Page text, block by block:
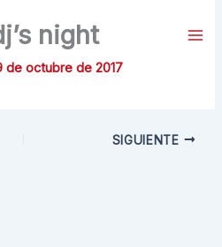
night
de octubre de 2017
SIGUIENTE